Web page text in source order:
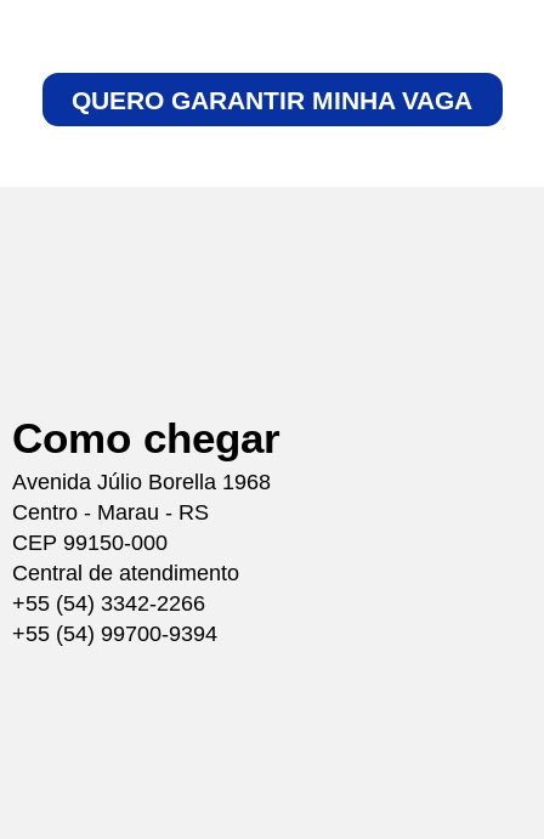
QUERO GARANTIR MINHA VAGA
Como chegar
Avenida Júlio Borella 1968
Centro - Marau - RS
CEP 99150-000
Central de atendimento
+55 (54) 3342-2266
+55 (54) 99700-9394